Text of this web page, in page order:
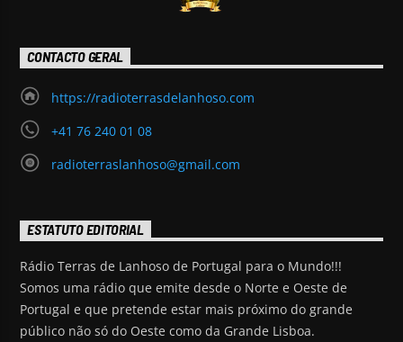
CONTACTO GERAL
https://radioterrasdelanhoso.com
+41 76 240 01 08
radioterraslanhoso@gmail.com
ESTATUTO EDITORIAL
Rádio Terras de Lanhoso de Portugal para o Mundo!!!
Somos uma rádio que emite desde o Norte e Oeste de
Portugal e que pretende estar mais próximo do grande
público não só do Oeste como da Grande Lisboa.